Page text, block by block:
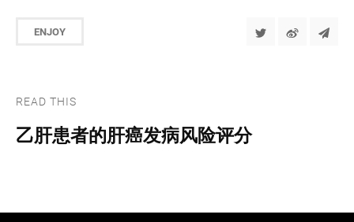
ENJOY
READ THIS
乙肝患者的肝癌发病风险评分